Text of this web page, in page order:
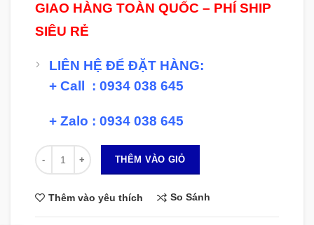
GIAO HÀNG TOÀN QUỐC – PHÍ SHIP
SIÊU RẺ
LIÊN HỆ ĐỂ ĐẶT HÀNG:
+ Call : 0934 038 645
+ Zalo : 0934 038 645
Số lượng
THÊM VÀO GIỎ
Thêm vào yêu thích So Sánh